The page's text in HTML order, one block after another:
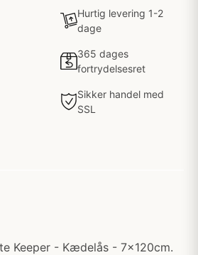
Hurtig levering 1-2
dage
365 dages
fortrydelsesret
Sikker handel med
SSL
Keeper - Kædelås - 7x120cm.